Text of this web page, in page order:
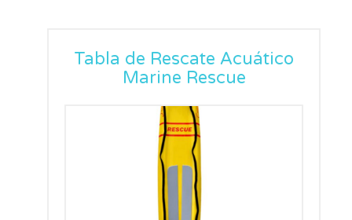
Tabla de Rescate Acuático
Marine Rescue